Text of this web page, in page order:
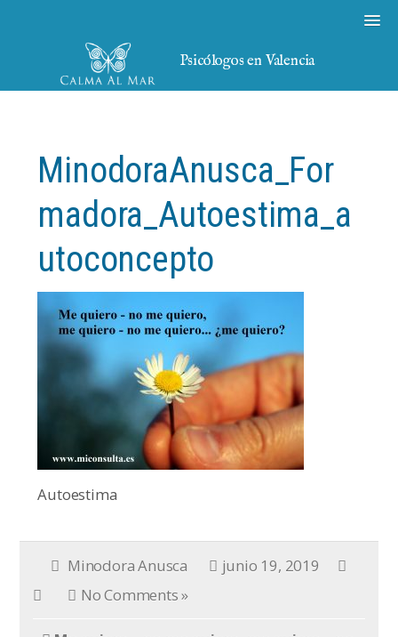
Psicólogos en Valencia
MinodoraAnusca_For
madora_Autoestima_a
utoconcepto
Autoestima
Minodora Anusca
junio 19, 2019
No Comments »